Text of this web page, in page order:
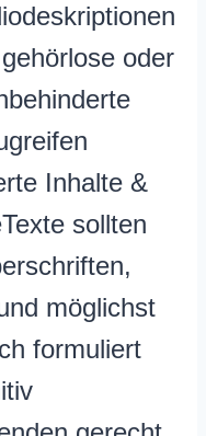
oder
Inhalte &
sollten
möglichst
formuliert